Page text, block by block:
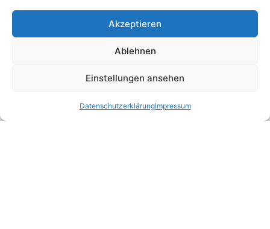
Akzeptieren
Ablehnen
Einstellungen ansehen
DatenschutzerklärungImpressum
reibungslosen Ablauf – auch über Grenzen hinweg.